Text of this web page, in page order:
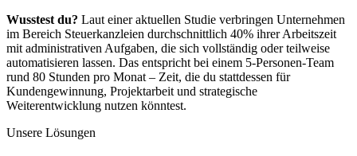
Wusstest du? Laut einer aktuellen Studie verbringen Unternehmen
im Bereich Steuerkanzleien durchschnittlich 40% ihrer Arbeitszeit
mit administrativen Aufgaben, die sich vollständig oder teilweise
automatisieren lassen. Das entspricht bei einem 5-Personen-Team
rund 80 Stunden pro Monat – Zeit, die du stattdessen für
Kundengewinnung, Projektarbeit und strategische
Weiterentwicklung nutzen könntest.
Unsere Lösungen